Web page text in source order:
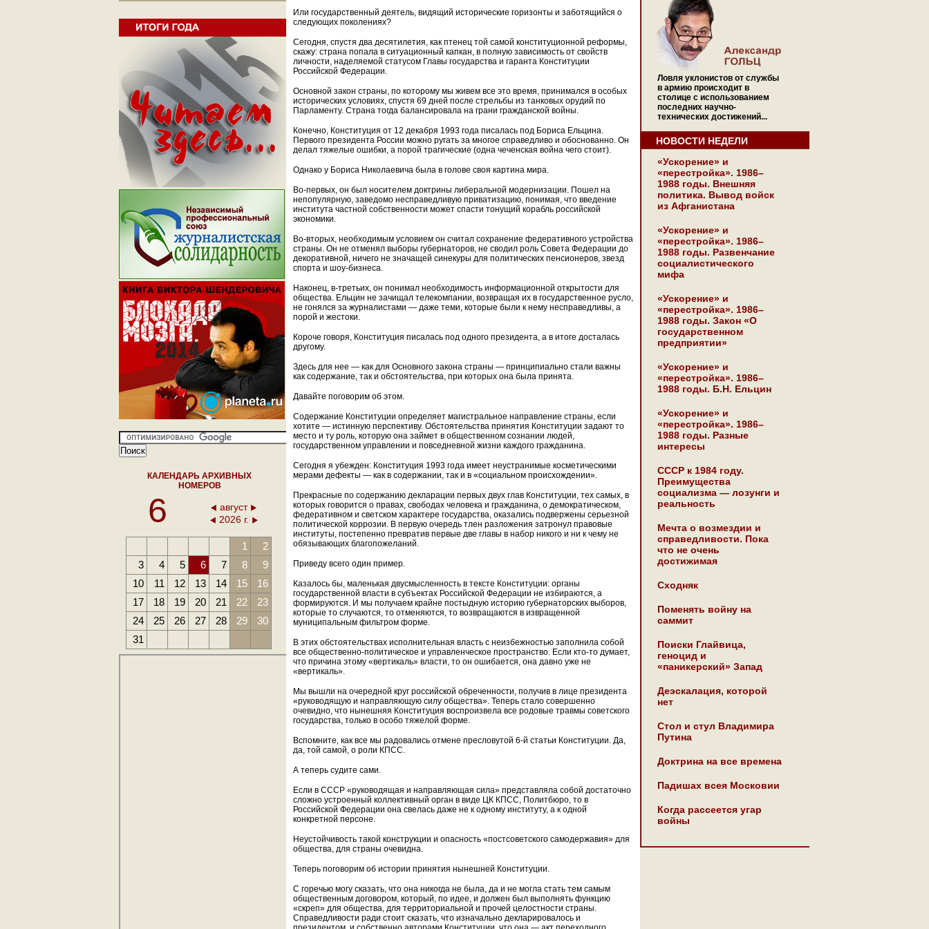
КАЛЕНДАРЬ АРХИВНЫХ
НОМЕРОВ
6
август
2026 г.
1
2
3
4 5 6 7 8
9
10
11 12 13 14 15
16
17
18 19 20 21 22
23
24
25 26 27 28 29
30
31
Или государственный деятель, видящий исторические горизонты и заботящийся о
следующих поколениях?
Сегодня, спустя два десятилетия, как птенец той самой конституционной реформы,
скажу: страна попала в ситуационный капкан, в полную зависимость от свойств
личности, наделяемой статусом Главы государства и гаранта Конституции
Российской Федерации.
Основной закон страны, по которому мы живем все это время, принимался в особых
исторических условиях, спустя 69 дней после стрельбы из танковых орудий по
Парламенту. Страна тогда балансировала на грани гражданской войны.
Конечно, Конституция от 12 декабря 1993 года писалась под Бориса Ельцина.
Первого президента России можно ругать за многое справедливо и обоснованно. Он
делал тяжелые ошибки, а порой трагические (одна чеченская война чего стоит).
Однако у Бориса Николаевича была в голове своя картина мира.
Во-первых, он был носителем доктрины либеральной модернизации. Пошел на
непопулярную, заведомо несправедливую приватизацию, понимая, что введение
института частной собственности может спасти тонущий корабль российской
экономики.
Во-вторых, необходимым условием он считал сохранение федеративного устройства
страны. Он не отменял выборы губернаторов, не сводил роль Совета Федерации до
декоративной, ничего не значащей синекуры для политических пенсионеров, звезд
спорта и шоу-бизнеса.
Наконец, в-третьих, он понимал необходимость информационной открытости для
общества. Ельцин не зачищал телекомпании, возвращая их в государственное русло,
не гонялся за журналистами — даже теми, которые были к нему несправедливы, а
порой и жестоки.
Короче говоря, Конституция писалась под одного президента, а в итоге досталась
другому.
Здесь для нее — как для Основного закона страны — принципиально стали важны
как содержание, так и обстоятельства, при которых она была принята.
Давайте поговорим об этом.
Содержание Конституции определяет магистральное направление страны, если
хотите — истинную перспективу. Обстоятельства принятия Конституции задают то
место и ту роль, которую она займет в общественном сознании людей,
государственном управлении и повседневной жизни каждого гражданина.
Сегодня я убежден: Конституция 1993 года имеет неустранимые косметическими
мерами дефекты — как в содержании, так и в «социальном происхождении».
Прекрасные по содержанию декларации первых двух глав Конституции, тех самых, в
которых говорится о правах, свободах человека и гражданина, о демократическом,
федеративном и светском характере государства, оказались подвержены серьезной
политической коррозии. В первую очередь тлен разложения затронул правовые
институты, постепенно превратив первые две главы в набор никого и ни к чему не
обязывающих благопожеланий.
Приведу всего один пример.
Казалось бы, маленькая двусмысленность в тексте Конституции: органы
государственной власти в субъектах Российской Федерации не избираются, а
формируются. И мы получаем крайне постыдную историю губернаторских выборов,
которые то случаются, то отменяются, то возвращаются в извращенной
муниципальным фильтром форме.
В этих обстоятельствах исполнительная власть с неизбежностью заполнила собой
все общественно-политическое и управленческое пространство. Если кто-то думает,
что причина этому «вертикаль» власти, то он ошибается, она давно уже не
«вертикаль».
Мы вышли на очередной круг российской обреченности, получив в лице президента
«руководящую и направляющую силу общества». Теперь стало совершенно
очевидно, что нынешняя Конституция воспроизвела все родовые травмы советского
государства, только в особо тяжелой форме.
Вспомните, как все мы радовались отмене пресловутой 6-й статьи Конституции. Да,
да, той самой, о роли КПСС.
А теперь судите сами.
Если в СССР «руководящая и направляющая сила» представляла собой достаточно
сложно устроенный коллективный орган в виде ЦК КПСС, Политбюро, то в
Российской Федерации она свелась даже не к одному институту, а к одной
конкретной персоне.
Неустойчивость такой конструкции и опасность «постсоветского самодержавия» для
общества, для страны очевидна.
Теперь поговорим об истории принятия нынешней Конституции.
С горечью могу сказать, что она никогда не была, да и не могла стать тем самым
общественным договором, который, по идее, и должен был выполнять функцию
«скреп» для общества, для территориальной и прочей целостности страны.
Справедливости ради стоит сказать, что изначально декларировалось и
Ловля уклонистов от службы
в армию происходит в
столице с использованием
последних научно-
технических достижений...
НОВОСТИ НЕДЕЛИ
«Ускорение» и
«перестройка». 1986–
1988 годы. Внешняя
политика. Вывод войск
из Афганистана
«Ускорение» и
«перестройка». 1986–
1988 годы. Развенчание
социалистического
мифа
«Ускорение» и
«перестройка». 1986–
1988 годы. Закон «О
государственном
предприятии»
«Ускорение» и
«перестройка». 1986–
1988 годы. Б.Н. Ельцин
«Ускорение» и
«перестройка». 1986–
1988 годы. Разные
интересы
СССР к 1984 году.
Преимущества
социализма — лозунги и
реальность
Мечта о возмездии и
справедливости. Пока
что не очень
достижимая
Сходняк
Поменять войну на
саммит
Поиски Глайвица,
геноцид и
«паникерский» Запад
Деэскалация, которой
нет
Стол и стул Владимира
Путина
Доктрина на все времена
Падишах всея Московии
Когда рассеется угар
войны